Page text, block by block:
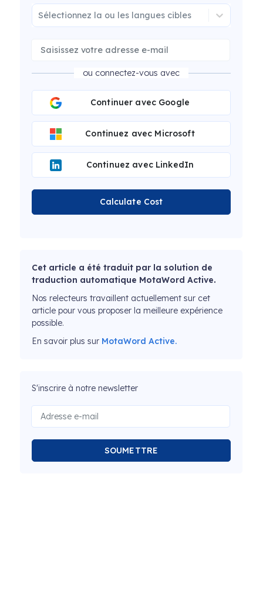
Sélectionnez la ou les langues cibles
ou connectez-vous avec
Continuer avec Google
Continuez avec Microsoft
Continuez avec LinkedIn
Calculate Cost
Cet article a été traduit par la solution de
traduction automatique MotaWord Active.
Nos relecteurs travaillent actuellement sur cet
article pour vous proposer la meilleure expérience
possible.
En savoir plus sur MotaWord Active.
S'inscrire à notre newsletter
SOUMETTRE